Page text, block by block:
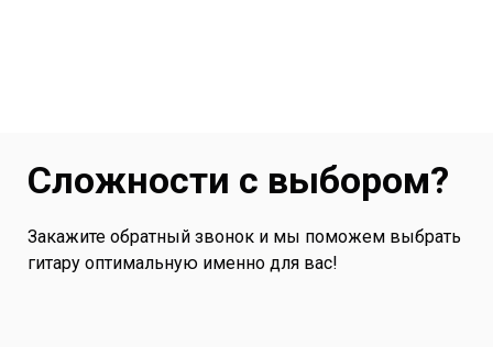
Сложности с выбором?
Закажите обратный звонок и мы поможем выбрать
гитару оптимальную именно для вас!